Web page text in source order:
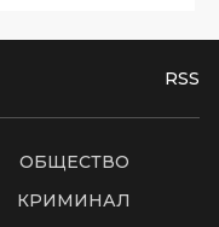
RSS
ОБЩЕСТВО
КРИМИНАЛ